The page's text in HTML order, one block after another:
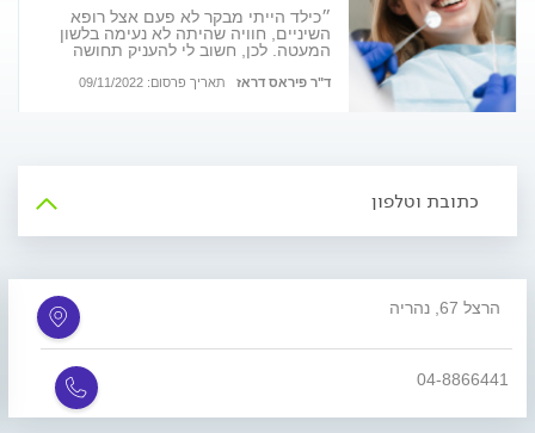
״כילד הייתי מבקר לא פעם אצל רופא
השיניים, חוויה שהיתה לא נעימה בלשון
המעטה. לכן, חשוב לי להעניק תחושה
טובה במינימום כאב״. כך מעיד רופא
ד"ר פיראס דראז תאריך פרסום: 09/11/2022
כתובת וטלפון
הרצל 67, נהריה
04-8866441